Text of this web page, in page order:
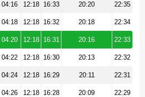
04:16 12:18 16:33 20:20 22:35
04:18 12:18 16:32 20:18 22:34
04:20 12:18 16:31 20:16 22:33
04:22 12:18 16:30 20:13 22:32
04:24 12:18 16:29 20:11 22:31
04:26 12:18 16:28 20:09 22:29